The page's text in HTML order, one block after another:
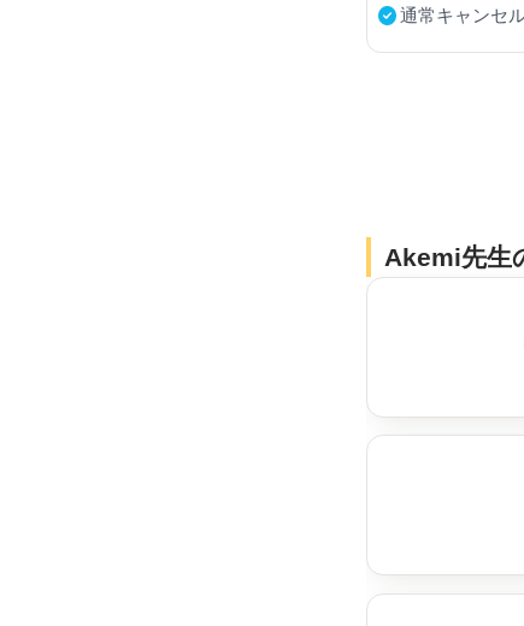
通常キャンセ
Akemi先生